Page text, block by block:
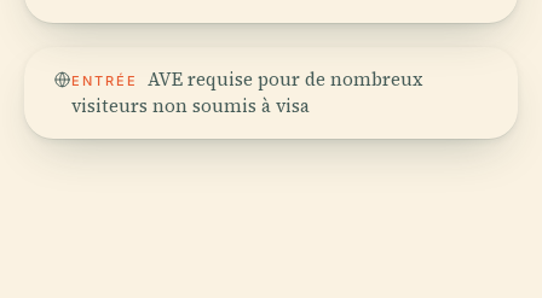
ENTRÉE
AVE requise pour de nombreux
visiteurs non soumis à visa